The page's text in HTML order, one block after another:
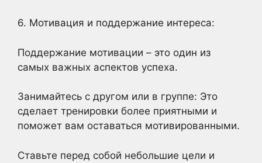
6. Мотивация и поддержание интереса:
Поддержание мотивации – это один из
самых важных аспектов успеха.
Занимайтесь с другом или в группе: Это
сделает тренировки более приятными и
поможет вам оставаться мотивированными.
Ставьте перед собой небольшие цели и